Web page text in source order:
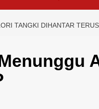
TANGKI DIHANTAR